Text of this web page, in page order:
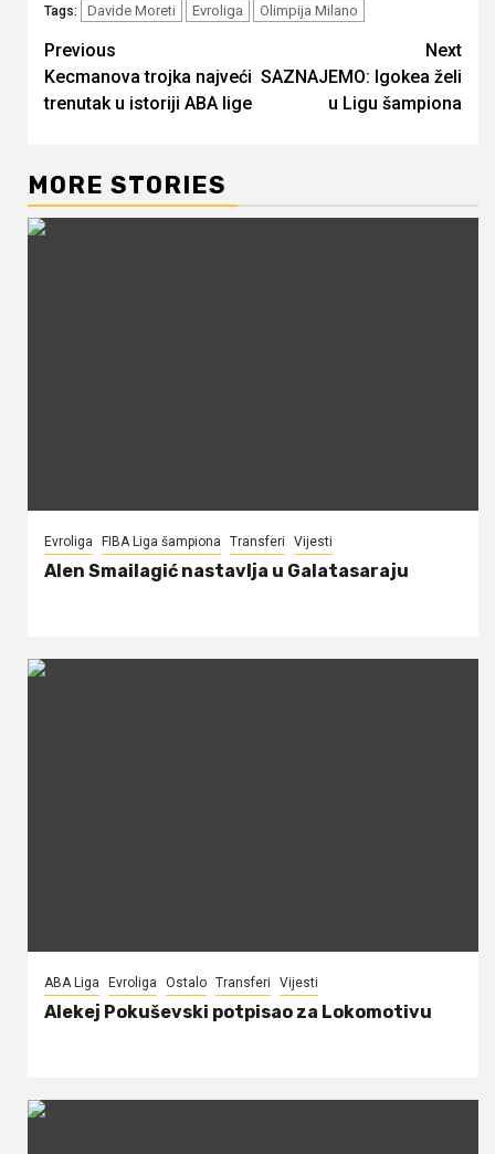
Tags: Davide Moreti Evroliga Olimpija Milano
Continue
Reading
Previous
Kecmanova trojka najveći
trenutak u istoriji ABA lige
Next
SAZNAJEMO: Igokea želi
u Ligu šampiona
MORE STORIES
Evroliga FIBA Liga šampiona Transferi Vijesti
Alen Smailagić nastavlja u Galatasaraju
ABA Liga Evroliga Ostalo Transferi Vijesti
Alekej Pokuševski potpisao za Lokomotivu